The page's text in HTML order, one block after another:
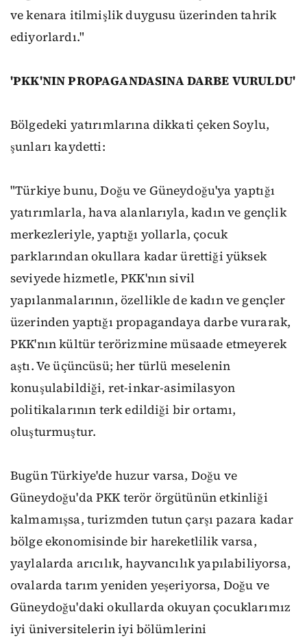
ve kenara itilmişlik duygusu üzerinden tahrik
ediyorlardı."
'PKK'NIN PROPAGANDASINA DARBE VURULDU'
Bölgedeki yatırımlarına dikkati çeken Soylu,
şunları kaydetti:
"Türkiye bunu, Doğu ve Güneydoğu'ya yaptığı
yatırımlarla, hava alanlarıyla, kadın ve gençlik
merkezleriyle, yaptığı yollarla, çocuk
parklarından okullara kadar ürettiği yüksek
seviyede hizmetle, PKK'nın sivil
yapılanmalarının, özellikle de kadın ve gençler
üzerinden yaptığı propagandaya darbe vurarak,
PKK'nın kültür terörizmine müsaade etmeyerek
aştı. Ve üçüncüsü; her türlü meselenin
konuşulabildiği, ret-inkar-asimilasyon
politikalarının terk edildiği bir ortamı,
oluşturmuştur.
Bugün Türkiye'de huzur varsa, Doğu ve
Güneydoğu'da PKK terör örgütünün etkinliği
kalmamışsa, turizmden tutun çarşı pazara kadar
bölge ekonomisinde bir hareketlilik varsa,
yaylalarda arıcılık, hayvancılık yapılabiliyorsa,
ovalarda tarım yeniden yeşeriyorsa, Doğu ve
Güneydoğu'daki okullarda okuyan çocuklarımız
iyi üniversitelerin iyi bölümlerini